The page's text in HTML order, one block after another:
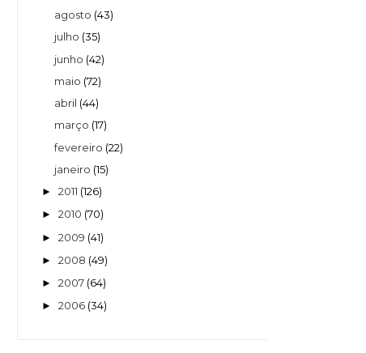
agosto (43)
julho (35)
junho (42)
maio (72)
abril (44)
março (17)
fevereiro (22)
janeiro (15)
► 2011 (126)
► 2010 (70)
► 2009 (41)
► 2008 (49)
► 2007 (64)
► 2006 (34)